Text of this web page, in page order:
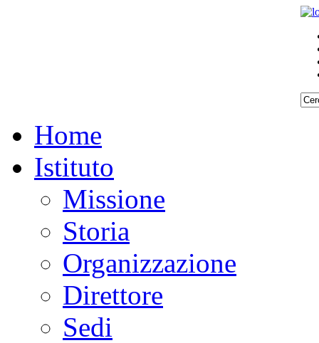
Home
Istituto
Missione
Storia
Organizzazione
Direttore
Sedi